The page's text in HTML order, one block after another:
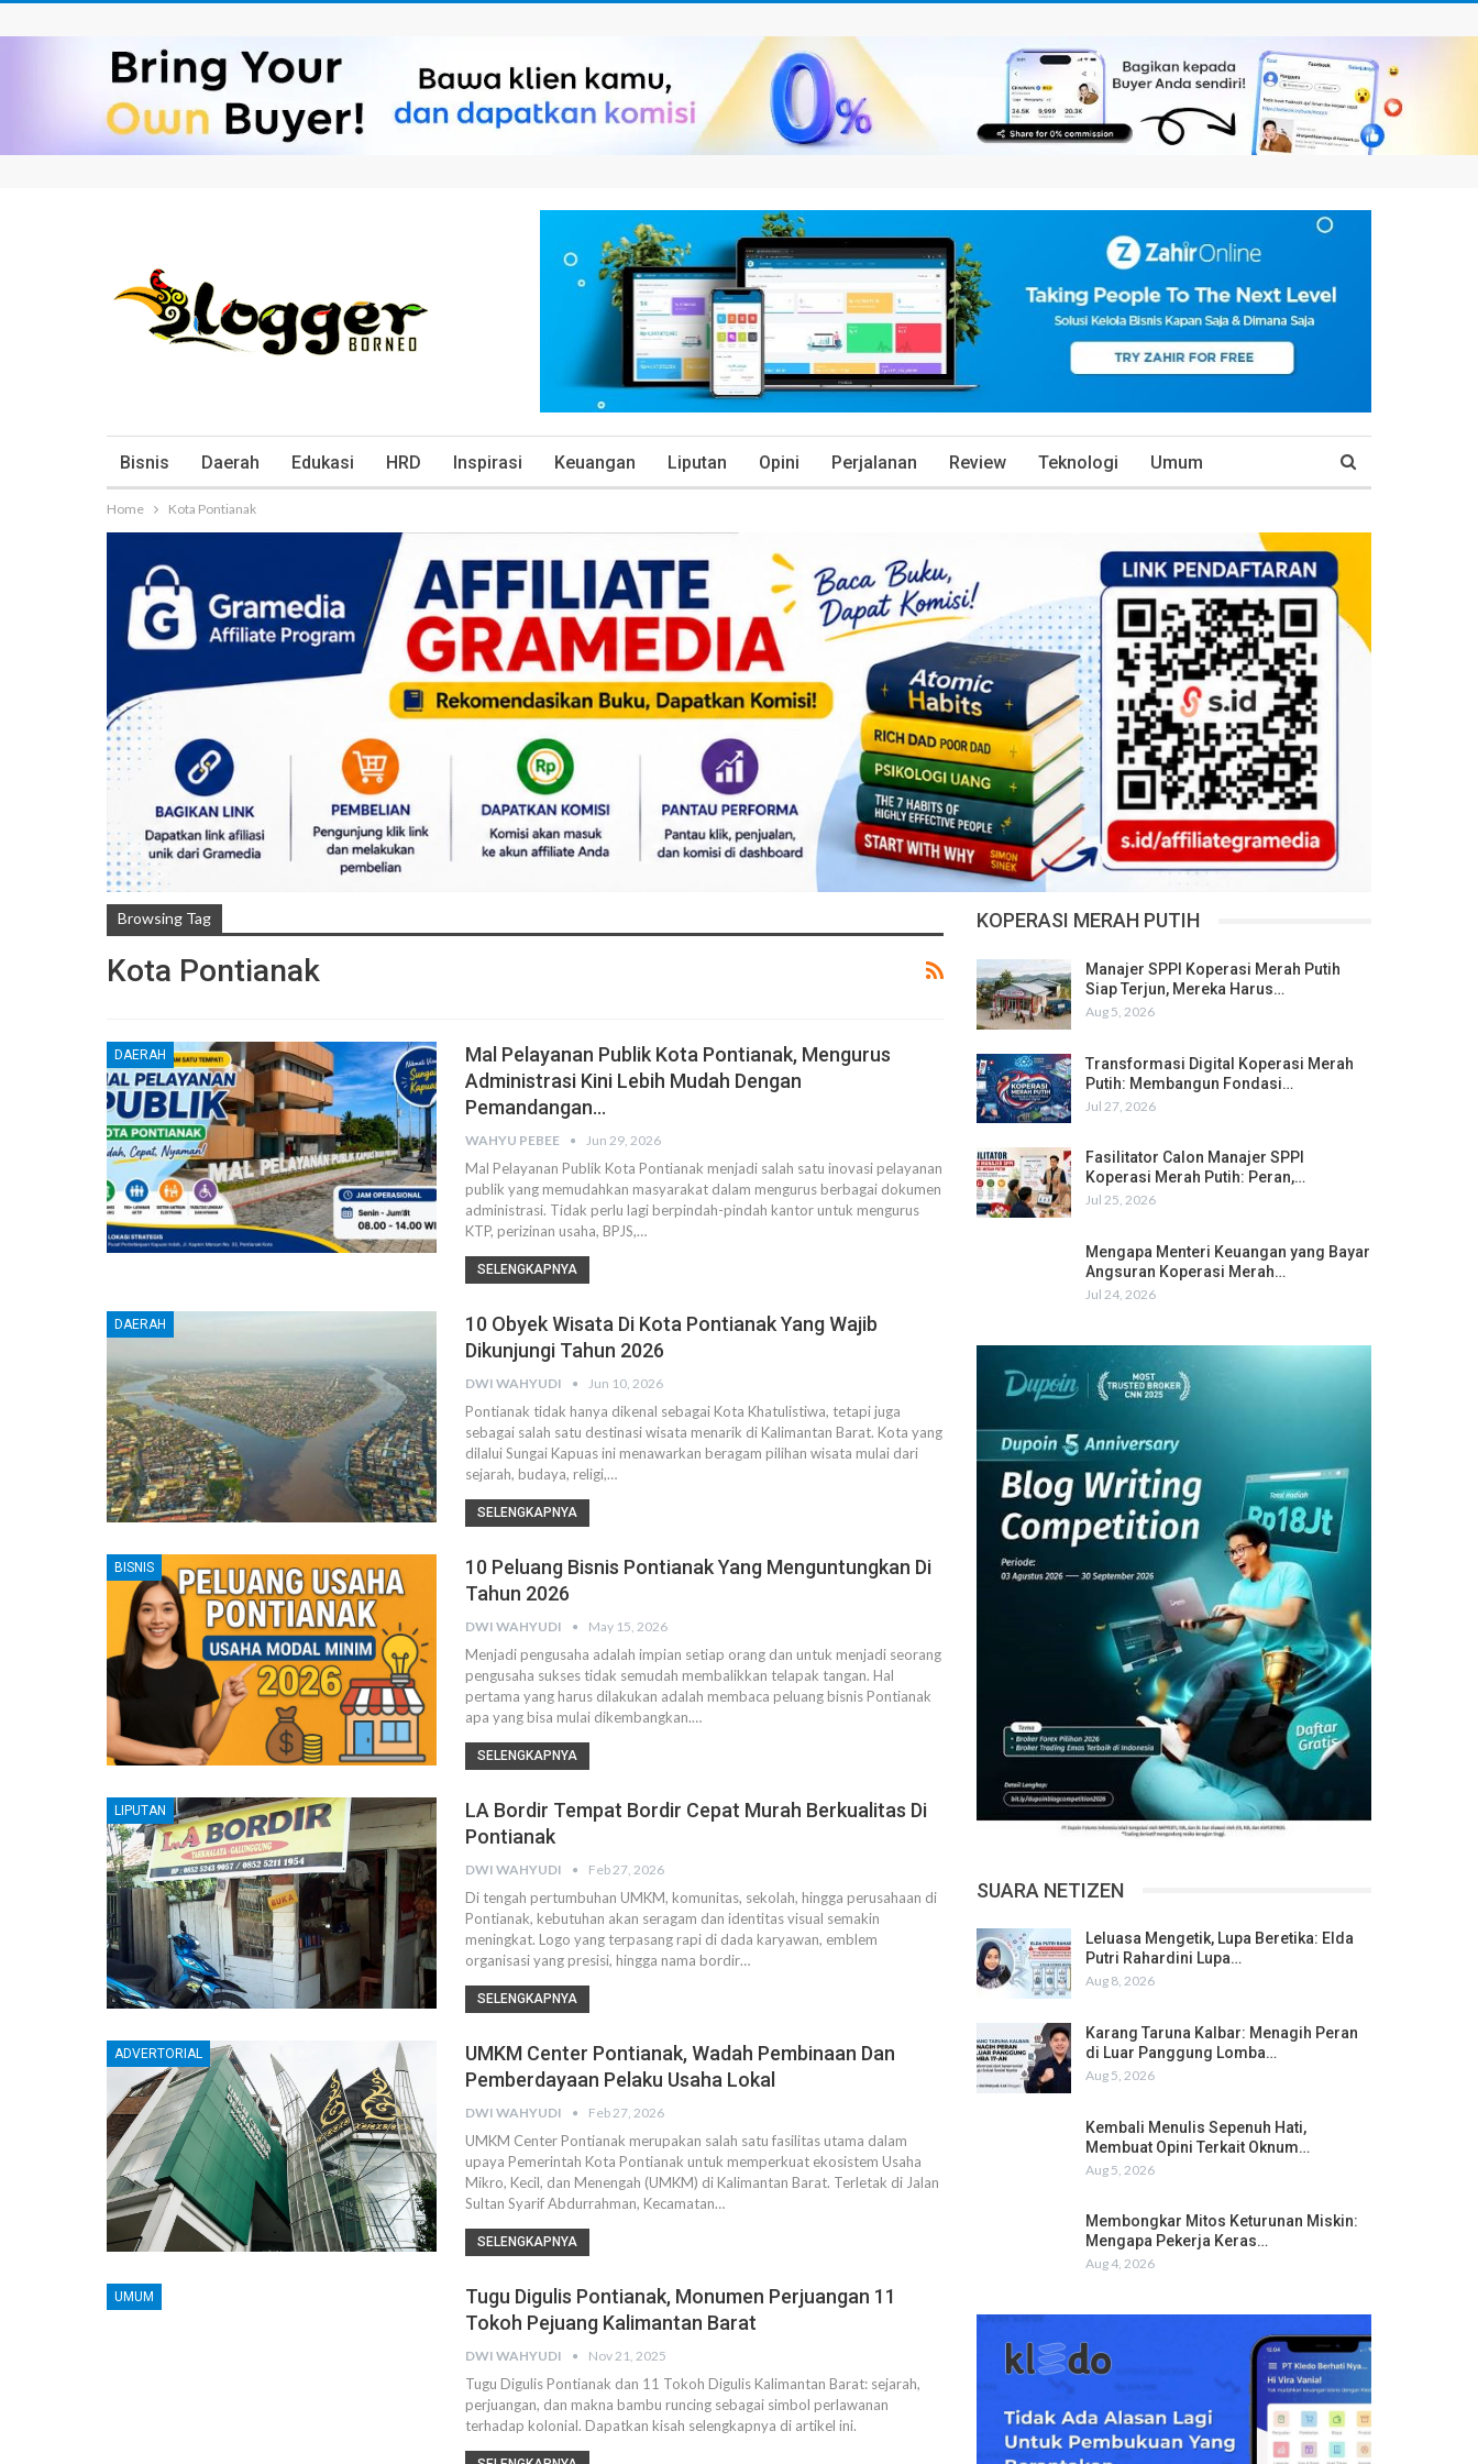
Bisnis Daerah Edukasi HRD Inspirasi Keuangan Liputan Opini Perjalanan Review Teknologi Umum
Home Kota Pontianak
Browsing Tag
Kota Pontianak
DAERAH
Mal Pelayanan Publik Kota Pontianak, Mengurus
Administrasi Kini Lebih Mudah Dengan
Pemandangan…
WAHYU PEBEE Jun 29, 2026
Mal Pelayanan Publik Kota Pontianak menjadi salah satu inovasi pelayanan
publik yang memudahkan masyarakat dalam mengurus berbagai dokumen
administrasi. Tidak perlu lagi berpindah-pindah kantor untuk mengurus
KTP, perizinan usaha, BPJS,…
SELENGKAPNYA
DAERAH
10 Obyek Wisata Di Kota Pontianak Yang Wajib
Dikunjungi Tahun 2026
DWI WAHYUDI Jun 10, 2026
Pontianak tidak hanya dikenal sebagai Kota Khatulistiwa, tetapi juga
sebagai salah satu destinasi wisata menarik di Kalimantan Barat. Kota yang
dilalui Sungai Kapuas ini menawarkan beragam pilihan wisata mulai dari
sejarah, budaya, religi,…
SELENGKAPNYA
BISNIS
10 Peluang Bisnis Pontianak Yang Menguntungkan Di
Tahun 2026
DWI WAHYUDI May 15, 2026
Menjadi pengusaha adalah impian setiap orang dan untuk menjadi seorang
pengusaha sukses tidak semudah membalikkan telapak tangan. Hal
pertama yang harus dilakukan adalah membaca peluang bisnis Pontianak
apa yang bisa mulai dikembangkan.…
SELENGKAPNYA
LIPUTAN
LA Bordir Tempat Bordir Cepat Murah Berkualitas Di
Pontianak
DWI WAHYUDI Feb 27, 2026
Di tengah pertumbuhan UMKM, komunitas, sekolah, hingga perusahaan di
Pontianak, kebutuhan akan seragam dan identitas visual semakin
meningkat. Logo yang terpasang rapi di dada karyawan, emblem
organisasi yang presisi, hingga nama bordir…
SELENGKAPNYA
ADVERTORIAL
UMKM Center Pontianak, Wadah Pembinaan Dan
Pemberdayaan Pelaku Usaha Lokal
DWI WAHYUDI Feb 27, 2026
UMKM Center Pontianak merupakan salah satu fasilitas utama dalam
upaya Pemerintah Kota Pontianak untuk memperkuat ekosistem Usaha
Mikro, Kecil, dan Menengah (UMKM) di Kalimantan Barat. Terletak di Jalan
Sultan Syarif Abdurrahman, Kecamatan…
SELENGKAPNYA
UMUM
Tugu Digulis Pontianak, Monumen Perjuangan 11
Tokoh Pejuang Kalimantan Barat
DWI WAHYUDI Nov 21, 2025
Tugu Digulis Pontianak dan 11 Tokoh Digulis Kalimantan Barat: sejarah,
perjuangan, dan makna bambu runcing sebagai simbol perlawanan
terhadap kolonial. Dapatkan kisah selengkapnya di artikel ini.
KOPERASI MERAH PUTIH
Manajer SPPI Koperasi Merah Putih
Siap Terjun, Mereka Harus…
Aug 5, 2026
Transformasi Digital Koperasi Merah
Putih: Membangun Fondasi…
Jul 27, 2026
Fasilitator Calon Manajer SPPI
Koperasi Merah Putih: Peran,…
Jul 25, 2026
Mengapa Menteri Keuangan yang Bayar
Angsuran Koperasi Merah…
Jul 24, 2026
SUARA NETIZEN
Leluasa Mengetik, Lupa Beretika: Elda
Putri Rahardini Lupa…
Aug 8, 2026
Karang Taruna Kalbar: Menagih Peran
di Luar Panggung Lomba…
Aug 5, 2026
Kembali Menulis Sepenuh Hati,
Membuat Opini Terkait Oknum…
Aug 5, 2026
Membongkar Mitos Keturunan Miskin:
Mengapa Pekerja Keras…
Aug 4, 2026